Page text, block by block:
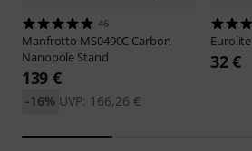
46
Manfrotto MS0490C Carbon
Nanopole Stand
139 €
UVP: 166,26 €
-16%
Eurolite
32 €